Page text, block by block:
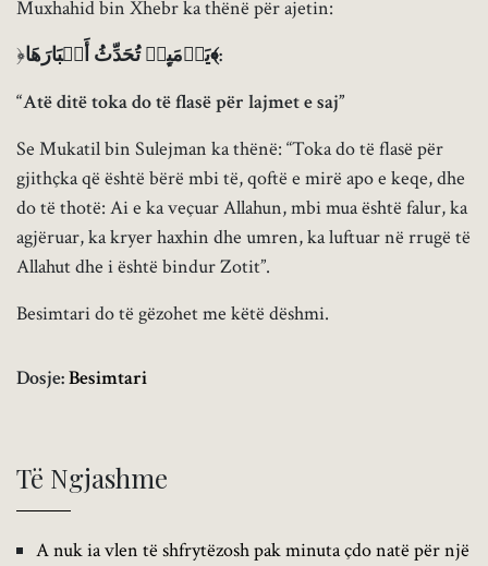
Muxhahid bin Xhebr ka thënë për ajetin:
﴿
یَوۡمَىِٕذࣲ تُحَدِّثُ أَخۡبَارَهَا﴾:
“Atë ditë toka do të flasë për lajmet e saj”
Se Mukatil bin Sulejman ka thënë: “Toka do të flasë për
gjithçka që është bërë mbi të, qoftë e mirë apo e keqe, dhe
do të thotë: Ai e ka veçuar Allahun, mbi mua është falur, ka
agjëruar, ka kryer haxhin dhe umren, ka luftuar në rrugë të
Allahut dhe i është bindur Zotit”.
Besimtari do të gëzohet me këtë dëshmi.
Dosje:Besimtari
Të Ngjashme
A nuk ia vlen të shfrytëzosh pak minuta çdo natë për një